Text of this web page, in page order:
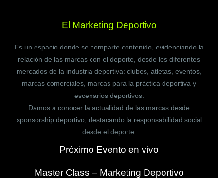
El Marketing Deportivo
Es un espacio donde se comparte contenido, evidenciando la
relación de las marcas con el deporte, desde los diferentes
mercados de la industria deportiva: clubes, atletas, eventos,
marcas comerciales, marcas para la práctica deportiva y
escenarios deportivos.
Damos a conocer la actualidad de las marcas desde
sponsorship deportivo, destacando la responsabilidad social
desde el deporte.
Próximo Evento en vivo
Master Class – Marketing Deportivo